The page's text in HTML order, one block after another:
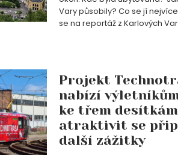
Vary působily? Co se jí
se na reportáž z Karlových
Projekt
nabízí
ke třem desítkám
atraktivit se
další zážitky